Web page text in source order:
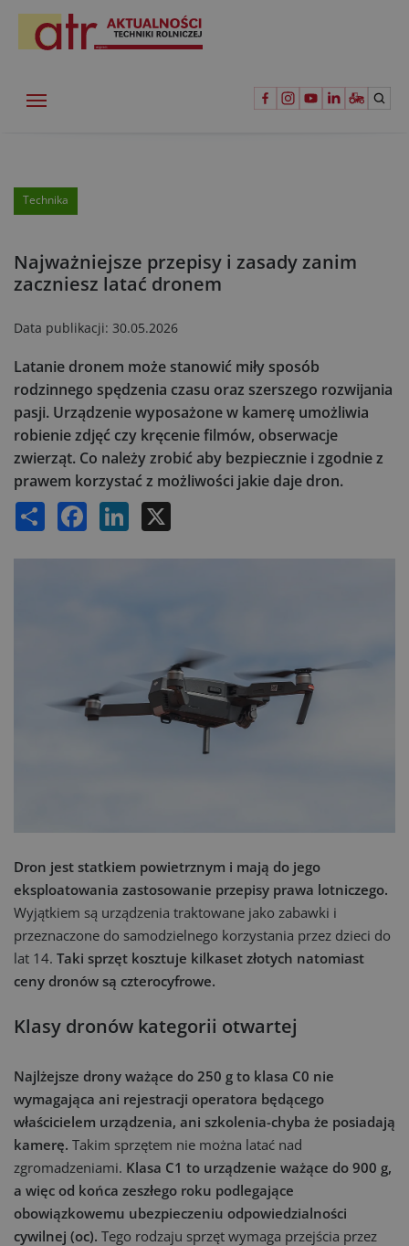
Technika
Najważniejsze przepisy i zasady zanim
zaczniesz latać dronem
Data publikacji: 30.05.2026
Latanie dronem może stanowić miły sposób
rodzinnego spędzenia czasu oraz szerszego rozwijania
pasji. Urządzenie wyposażone w kamerę umożliwia
robienie zdjęć czy kręcenie filmów, obserwacje
zwierząt. Co należy zrobić aby bezpiecznie i zgodnie z
prawem korzystać z możliwości jakie daje dron.
Share Facebook LinkedIn
Dron jest statkiem powietrznym i mają do jego
eksploatowania zastosowanie przepisy prawa lotniczego.
Wyjątkiem są urządzenia traktowane jako zabawki i
przeznaczone do samodzielnego korzystania przez dzieci do
lat 14. Taki sprzęt kosztuje kilkaset złotych natomiast
ceny dronów są czterocyfrowe.
Klasy dronów kategorii otwartej
Najlżejsze drony ważące do 250 g to klasa C0 nie
wymagająca ani rejestracji operatora będącego
właścicielem urządzenia, ani szkolenia-chyba że posiadają
kamerę. Takim sprzętem nie można latać nad
zgromadzeniami. Klasa C1 to urządzenie ważące do 900 g,
a więc od końca zeszłego roku podlegające
obowiązkowemu ubezpieczeniu odpowiedzialności
cywilnej (oc). Tego rodzaju sprzęt wymaga przejścia przez